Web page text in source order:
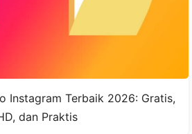
Instagram Terbaik 2026: Gratis,
dan Praktis